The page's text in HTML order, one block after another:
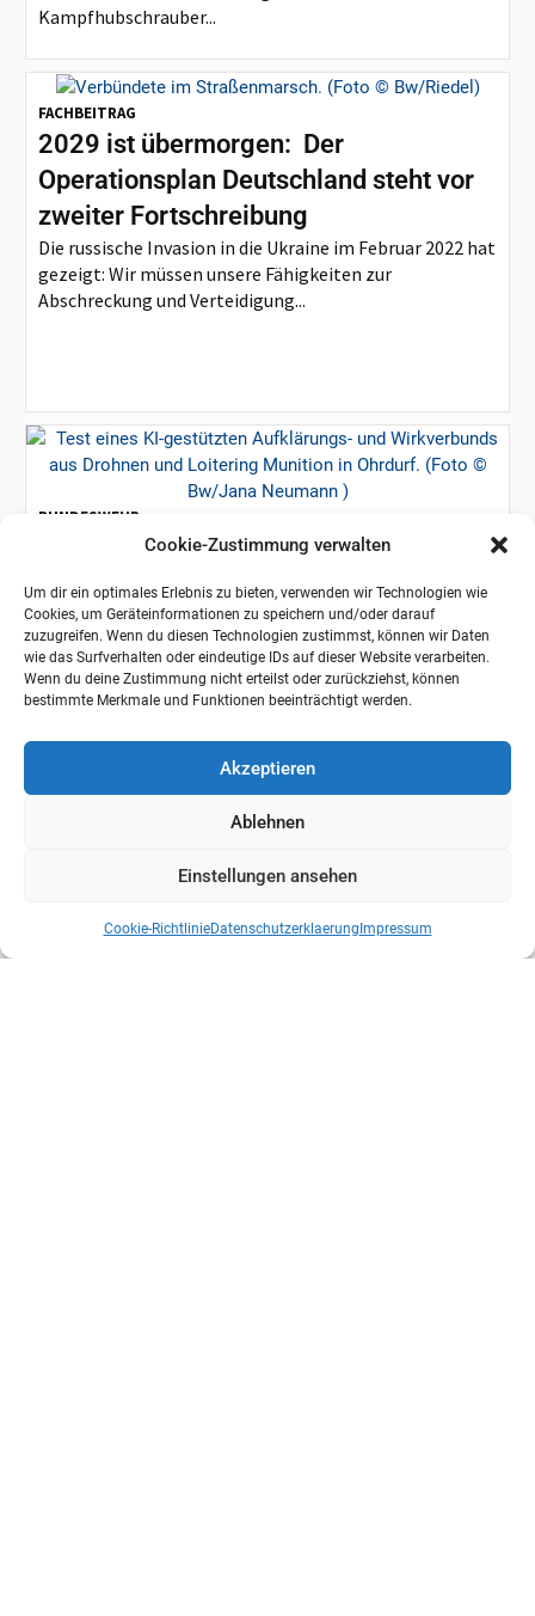
Cookie-Zustimmung verwalten
Um dir ein optimales Erlebnis zu bieten, verwenden wir Technologien wie
Cookies, um Geräteinformationen zu speichern und/oder darauf
zuzugreifen. Wenn du diesen Technologien zustimmst, können wir Daten
wie das Surfverhalten oder eindeutige IDs auf dieser Website verarbeiten.
Wenn du deine Zustimmung nicht erteilst oder zurückziehst, können
bestimmte Merkmale und Funktionen beeinträchtigt werden.
Akzeptieren
Ablehnen
Einstellungen ansehen
Cookie-RichtlinieDatenschutzerklaerung Impressum
Kampfhubschrauber...
FACHBEITRAG
2029 ist übermorgen: Der
Operationsplan Deutschland steht vor
zweiter Fortschreibung
Die russische Invasion in die Ukraine im Februar 2022 hat
gezeigt: Wir müssen unsere Fähigkeiten zur
Abschreckung und Verteidigung...
BUNDESWEHR
Der Aufklärungs- und
Wirkungsverbund der Bundeswehr im
Praxistest
Vom Nachzügler zum Vorreiter Die Bundeswehr steht
an einem technologischen Wendepunkt. Während die
Drohnendebatte vor einem Jahrzehnt noch als...